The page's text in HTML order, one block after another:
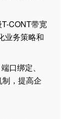
CONT带宽
业务策略和
口绑定、
，提高企